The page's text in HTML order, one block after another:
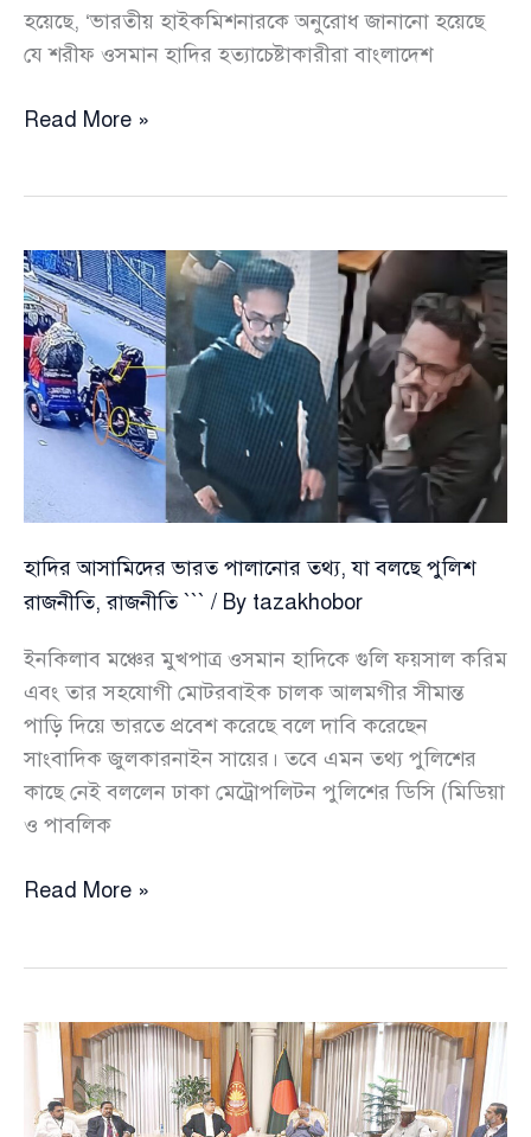
হয়েছে, ‘ভারতীয় হাইকমিশনারকে অনুরোধ জানানো হয়েছে
যে শরীফ ওসমান হাদির হত্যাচেষ্টাকারীরা বাংলাদেশ
ওসমান
ভারতের
সহযোগিতা
চেয়েছে
সরকার
Read More »
হাদির আসামিদের ভারত পালানোর তথ্য, যা বলছে পুলিশ
রাজনীতি,রাজনীতি ``` / By tazakhobor
ইনকিলাব মঞ্চের মুখপাত্র ওসমান হাদিকে গুলি ফয়সাল করিম
এবং তার সহযোগী মোটরবাইক চালক আলমগীর সীমান্ত
পাড়ি দিয়ে ভারতে প্রবেশ করেছে বলে দাবি করেছেন
সাংবাদিক জুলকারনাইন সায়ের। তবে এমন তথ্য পুলিশের
কাছে নেই বললেন ঢাকা মেট্রোপলিটন পুলিশের ডিসি (মিডিয়া
ও পাবলিক
হাদির
তথ্য,
বলছে
পুলিশ
Read More »